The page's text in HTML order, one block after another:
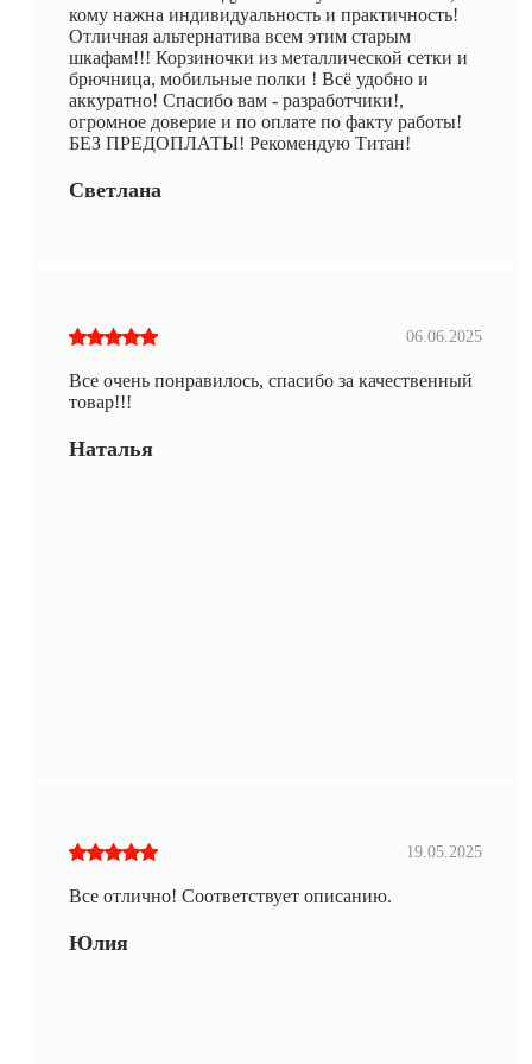
кому нажна индивидуальность и практичность!
Отличная альтернатива всем этим старым
шкафам!!! Корзиночки из металлической сетки и
брючница, мобильные полки ! Всё удобно и
аккуратно! Спасибо вам - разработчики!,
огромное доверие и по оплате по факту работы!
БЕЗ ПРЕДОПЛАТЫ! Рекомендую Титан!
Светлана
06.06.2025
Все очень понравилось, спасибо за качественный
товар!!!
Наталья
19.05.2025
Все отлично! Соответствует описанию.
Юлия